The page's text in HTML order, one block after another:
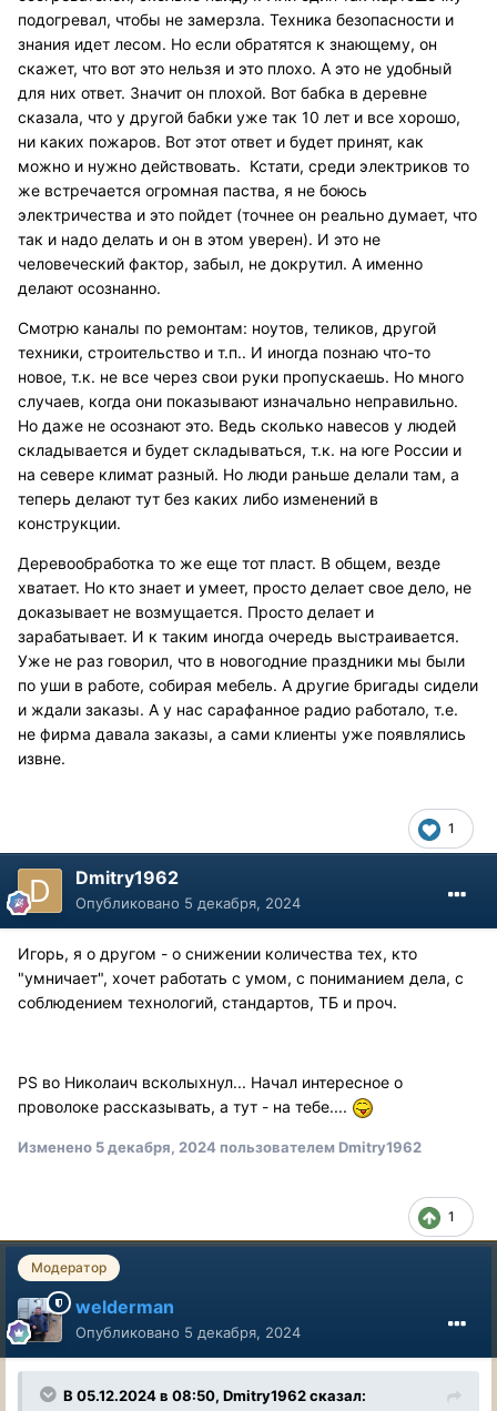
подогревал, чтобы не замерзла. Техника безопасности и
знания идет лесом. Но если обратятся к знающему, он
скажет, что вот это нельзя и это плохо. А это не удобный
для них ответ. Значит он плохой. Вот бабка в деревне
сказала, что у другой бабки уже так 10 лет и все хорошо,
ни каких пожаров. Вот этот ответ и будет принят, как
можно и нужно действовать. Кстати, среди электриков то
же встречается огромная паства, я не боюсь
электричества и это пойдет (точнее он реально думает, что
так и надо делать и он в этом уверен). И это не
человеческий фактор, забыл, не докрутил. А именно
делают осознанно.
Смотрю каналы по ремонтам: ноутов, теликов, другой
техники, строительство и т.п.. И иногда познаю что-то
новое, т.к. не все через свои руки пропускаешь. Но много
случаев, когда они показывают изначально неправильно.
Но даже не осознают это. Ведь сколько навесов у людей
складывается и будет складываться, т.к. на юге России и
на севере климат разный. Но люди раньше делали там, а
теперь делают тут без каких либо изменений в
конструкции.
Деревообработка то же еще тот пласт. В общем, везде
хватает. Но кто знает и умеет, просто делает свое дело, не
доказывает не возмущается. Просто делает и
зарабатывает. И к таким иногда очередь выстраивается.
Уже не раз говорил, что в новогодние праздники мы были
по уши в работе, собирая мебель. А другие бригады сидели
и ждали заказы. А у нас сарафанное радио работало, т.е.
не фирма давала заказы, а сами клиенты уже появлялись
извне.
1
Dmitry1962
Опубликовано 5 декабря, 2024
Игорь, я о другом - о снижении количества тех, кто
"умничает", хочет работать с умом, с пониманием дела, с
соблюдением технологий, стандартов, ТБ и проч.
PS во Николаич всколыхнул... Начал интересное о
проволоке рассказывать, а тут - на тебе....
Изменено 5 декабря, 2024пользователем Dmitry1962
1
Модератор
welderman
Опубликовано 5 декабря, 2024
В 05.12.2024 в 08:50, Dmitry1962сказал: